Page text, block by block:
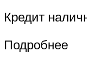
Кредит
Подробнее